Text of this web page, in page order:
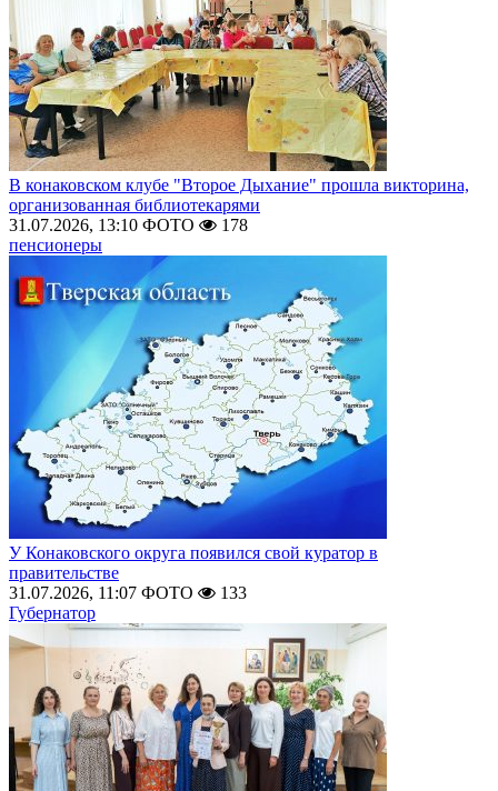
В конаковском клубе "Второе Дыхание" прошла викторина,
организованная библиотекарями
31.07.2026, 13:10 ФОТО
178
пенсионеры
У Конаковского округа появился свой куратор в
правительстве
31.07.2026, 11:07 ФОТО
133
Губернатор